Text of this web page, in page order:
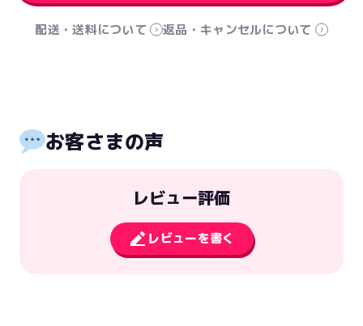
配送・送料について 返品・キャンセルについて
お客さまの声
レビュー評価
レビューを書く